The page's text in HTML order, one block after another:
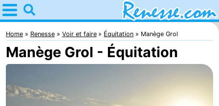
Home
Renesse
Astuces
les
Passer
Home Renesse Voir et faire Équitation Manège Grol
Manège Grol - Équitation